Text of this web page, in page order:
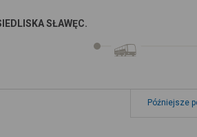
SŁAWĘC.
Późniejsze